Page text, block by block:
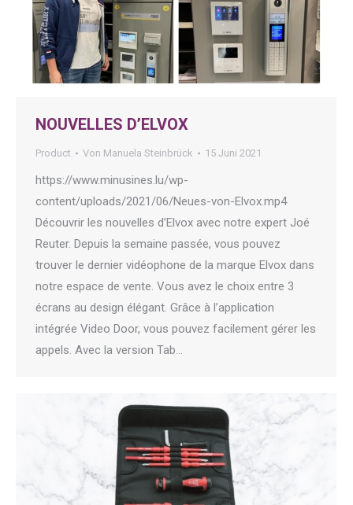
NOUVELLES D’ELVOX
Product Von Manuela Steinbrück 15 Juni 2021
https://www.minusines.lu/wp-
content/uploads/2021/06/Neues-von-Elvox.mp4
Découvrir les nouvelles d’Elvox avec notre expert Joé
Reuter. Depuis la semaine passée, vous pouvez
trouver le dernier vidéophone de la marque Elvox dans
notre espace de vente. Vous avez le choix entre 3
écrans au design élégant. Grâce à l’application
intégrée Video Door, vous pouvez facilement gérer les
appels. Avec la version Tab…